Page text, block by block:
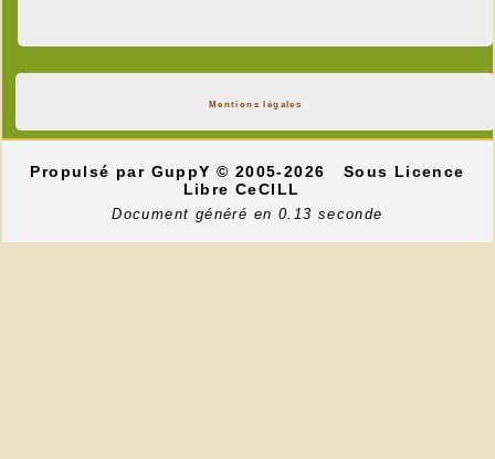
Mentions légales
Propulsé par GuppY© 2005-2026
Sous Licence
Libre CeCILL
Document généré en 0.13 seconde